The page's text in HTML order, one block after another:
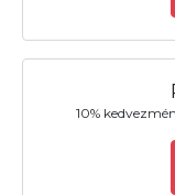
10%